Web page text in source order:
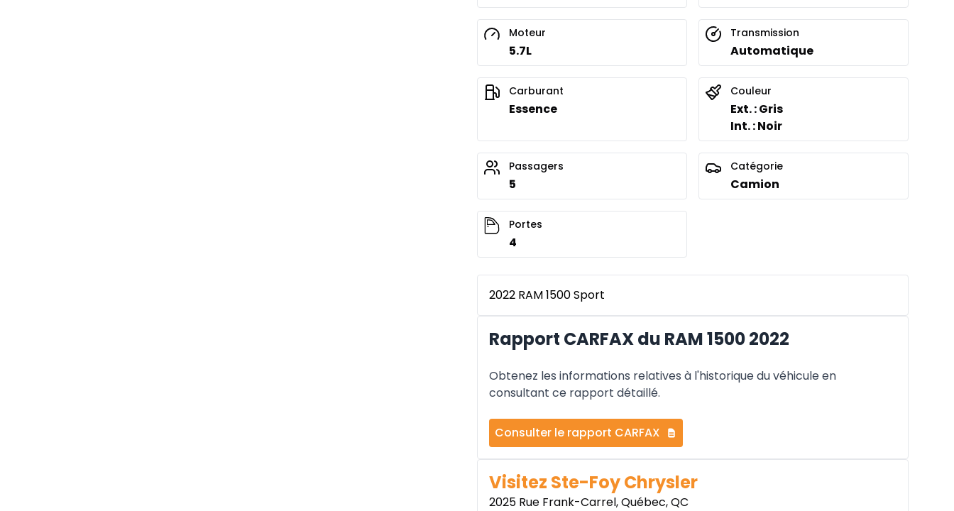
Moteur
5.7L
Transmission
Automatique
Carburant
Essence
Couleur
Ext. : Gris
Int. : Noir
Passagers
5
Catégorie
Camion
Portes
4
2022 RAM 1500 Sport
Rapport CARFAX du RAM 1500 2022
Obtenez les informations relatives à l'historique du véhicule en
consultant ce rapport détaillé.
Consulter le rapport CARFAX
Visitez Ste-Foy Chrysler
2025 Rue Frank-Carrel, Québec, QC